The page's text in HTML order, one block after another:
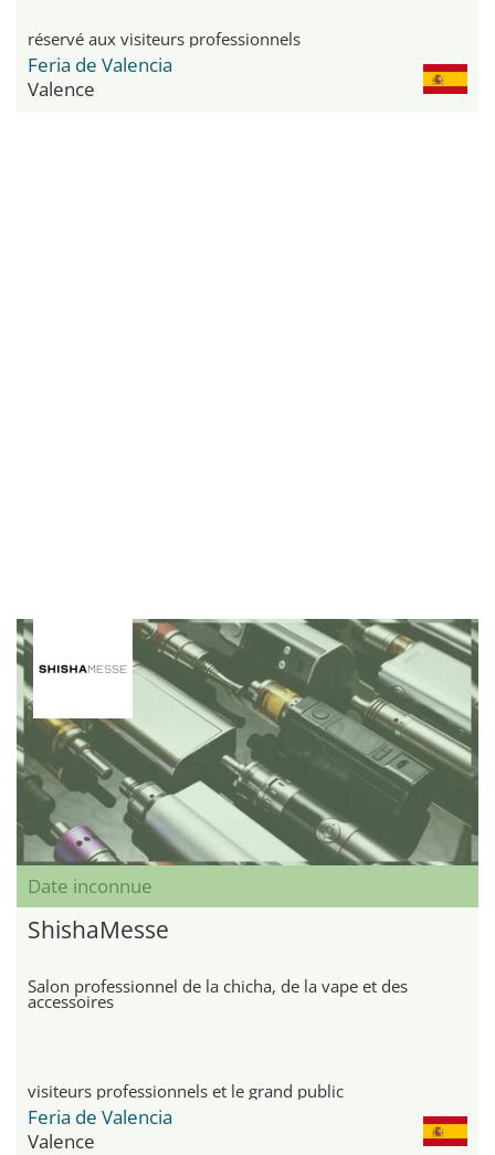
réservé aux visiteurs professionnels
Feria de Valencia
Valence
Date inconnue
ShishaMesse
Salon professionnel de la chicha, de la vape et des
accessoires
visiteurs professionnels et le grand public
Feria de Valencia
Valence